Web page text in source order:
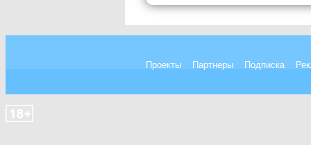
Проекты Партнеры Подписка